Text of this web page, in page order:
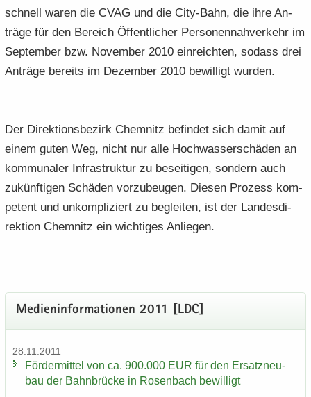
schnell waren die CVAG und die City-​Bahn, die ihre An­
trä­ge für den Be­reich Öf­fent­li­cher Per­so­nen­nah­ver­kehr im
Sep­tem­ber bzw. No­vem­ber 2010 ein­reich­ten, so­dass drei
An­trä­ge be­reits im De­zem­ber 2010 be­wil­ligt wur­den.
Der Di­rek­ti­ons­be­zirk Chem­nitz be­fin­det sich damit auf
einem guten Weg, nicht nur alle Hoch­was­ser­schä­den an
kom­mu­na­ler In­fra­struk­tur zu be­sei­ti­gen, son­dern auch
zu­künf­ti­gen Schä­den vor­zu­beu­gen. Die­sen Pro­zess kom­
pe­tent und un­kom­pli­ziert zu be­glei­ten, ist der Lan­des­di­
rek­ti­on Chem­nitz ein wich­ti­ges An­lie­gen.
Me­di­en­in­for­ma­tio­nen 2011 [LDC]
28.11.2011
För­der­mit­tel von ca. 900.000 EUR für den Er­satz­neu­
bau der Bahn­brü­cke in Ro­sen­bach be­wil­ligt